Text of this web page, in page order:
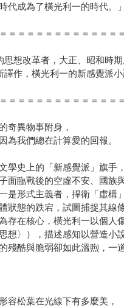
代成為了橫光利一的時代
＝＝＝＝＝＝＝＝＝＝＝＝
思想改革者，大正、昭和時
譯作，橫光利一的新感覺派
＝＝＝＝＝＝＝＝＝＝＝＝
奇異物事附身，
為我們總在計算愛的回報。
學史上的「新感覺派」旗手
面臨戰後的空虛不安、國族
是形式主義者，捍衛「虛構
狀態的跌宕，試圖捕捉其線
存在核心，橫光利一以個人
想〉），描述感知以營造
殘酷與脆弱卻如此溫煦，一
容松葉在光線下有多麼美，